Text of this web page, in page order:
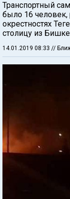
Транспортный
было 16 человек,
окрестностях
столицу из
14.01.2019 08:33 //